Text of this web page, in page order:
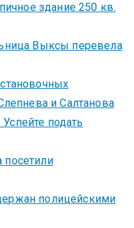
здание 250 кв.
Выксы перевела
и Салтанова
подать
полицейскими